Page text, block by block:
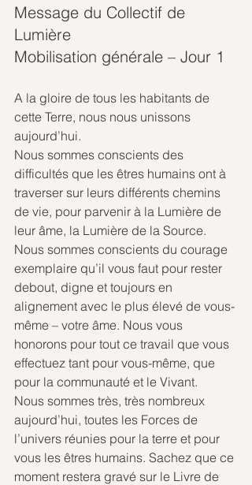
Message du Collectif de
Lumière
Mobilisation générale – Jour 1
A la gloire de tous les habitants de
cette Terre, nous nous unissons
aujourd’hui.
Nous sommes conscients des
difficultés que les êtres humains ont à
traverser sur leurs différents chemins
de vie, pour parvenir à la Lumière de
leur âme, la Lumière de la Source.
Nous sommes conscients du courage
exemplaire qu’il vous faut pour rester
debout, digne et toujours en
alignement avec le plus élevé de vous-
même – votre âme. Nous vous
honorons pour tout ce travail que vous
effectuez tant pour vous-même, que
pour la communauté et le Vivant.
Nous sommes très, très nombreux
aujourd’hui, toutes les Forces de
l’univers réunies pour la terre et pour
vous les êtres humains. Sachez que ce
moment restera gravé sur le Livre de